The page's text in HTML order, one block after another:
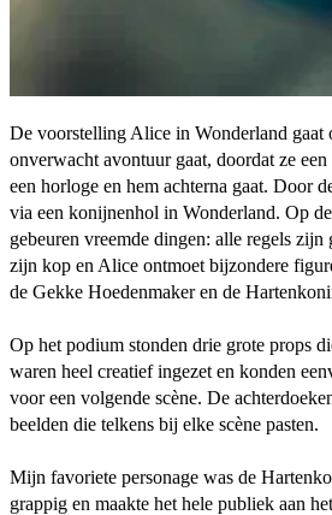
De voorstelling Alice in Wonderland gaat
onverwacht avontuur gaat, doordat ze
een horloge en hem achterna gaat. Door
via een konijnenhol in Wonderland. Op
gebeuren vreemde dingen: alle regels zijn
zijn kop en Alice ontmoet bijzondere
de Gekke Hoedenmaker en de
Op het podium stonden drie grote props
waren heel creatief ingezet en konden
voor een volgende scène. De
beelden die telkens bij elke scène pasten.
Mijn favoriete personage was de
grappig en maakte het hele publiek aan